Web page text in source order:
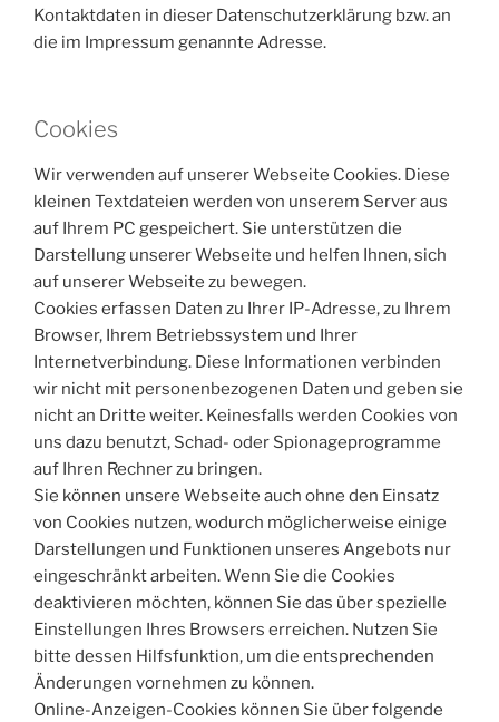
Kontaktdaten in dieser Datenschutzerklärung bzw. an
die im Impressum genannte Adresse.
Cookies
Wir verwenden auf unserer Webseite Cookies. Diese
kleinen Textdateien werden von unserem Server aus
auf Ihrem PC gespeichert. Sie unterstützen die
Darstellung unserer Webseite und helfen Ihnen, sich
auf unserer Webseite zu bewegen.
Cookies erfassen Daten zu Ihrer IP-Adresse, zu Ihrem
Browser, Ihrem Betriebssystem und Ihrer
Internetverbindung. Diese Informationen verbinden
wir nicht mit personenbezogenen Daten und geben sie
nicht an Dritte weiter. Keinesfalls werden Cookies von
uns dazu benutzt, Schad- oder Spionageprogramme
auf Ihren Rechner zu bringen.
Sie können unsere Webseite auch ohne den Einsatz
von Cookies nutzen, wodurch möglicherweise einige
Darstellungen und Funktionen unseres Angebots nur
eingeschränkt arbeiten. Wenn Sie die Cookies
deaktivieren möchten, können Sie das über spezielle
Einstellungen Ihres Browsers erreichen. Nutzen Sie
bitte dessen Hilfsfunktion, um die entsprechenden
Änderungen vornehmen zu können.
Online-Anzeigen-Cookies können Sie über folgende